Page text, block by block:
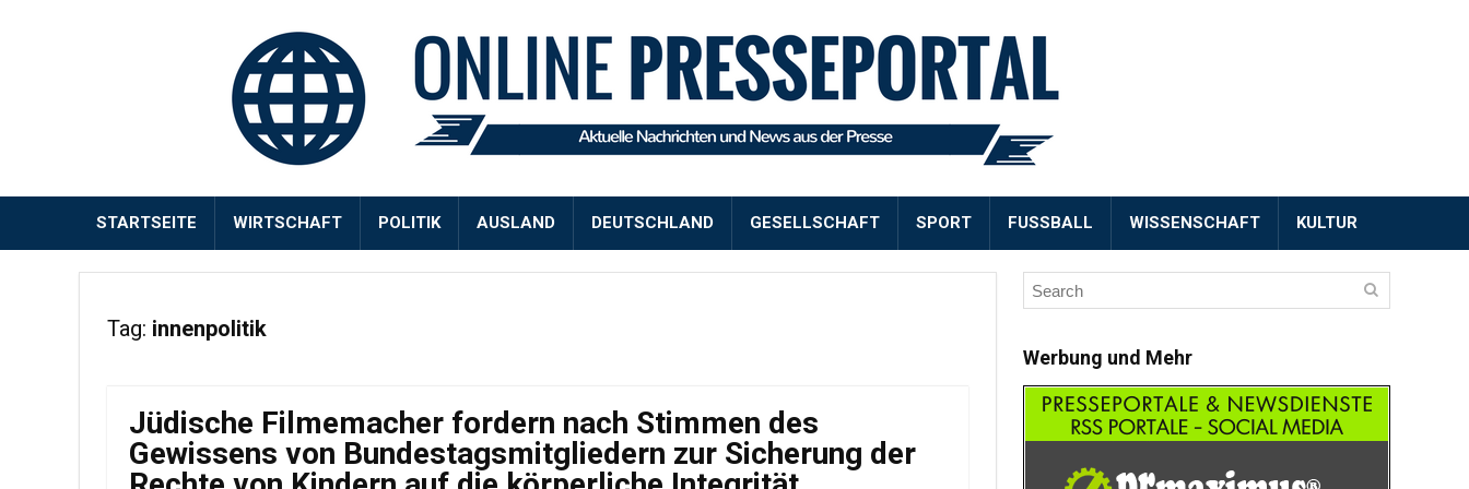
STARTSEITE WIRTSCHAFT POLITIK AUSLAND DEUTSCHLAND GESELLSCHAFT SPORT FUSSBALL WISSENSCHAFT KULTUR
Tag: innenpolitik
Jüdische Filmemacher fordern nach Stimmen des
Gewissens von Bundestagsmitgliedern zur Sicherung der
Werbung und Mehr